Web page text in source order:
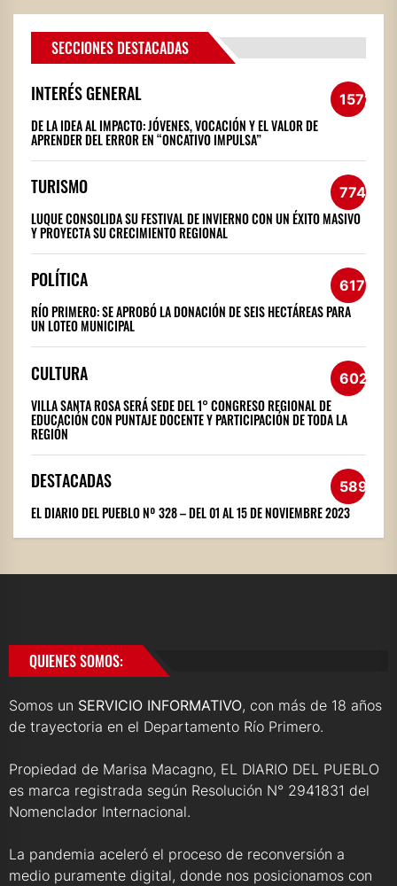
SECCIONES DESTACADAS
INTERÉS GENERAL 1572
DE LA IDEA AL IMPACTO: JÓVENES, VOCACIÓN Y EL VALOR DE
APRENDER DEL ERROR EN “ONCATIVO IMPULSA”
TURISMO 774
LUQUE CONSOLIDA SU FESTIVAL DE INVIERNO CON UN ÉXITO MASIVO
Y PROYECTA SU CRECIMIENTO REGIONAL
POLÍTICA 617
RÍO PRIMERO: SE APROBÓ LA DONACIÓN DE SEIS HECTÁREAS PARA
UN LOTEO MUNICIPAL
CULTURA 602
VILLA SANTA ROSA SERÁ SEDE DEL 1° CONGRESO REGIONAL DE
EDUCACIÓN CON PUNTAJE DOCENTE Y PARTICIPACIÓN DE TODA LA
REGIÓN
DESTACADAS 589
EL DIARIO DEL PUEBLO Nº 328 – DEL 01 AL 15 DE NOVIEMBRE 2023
QUIENES SOMOS:
Somos un SERVICIO INFORMATIVO, con más de 18 años
de trayectoria en el Departamento Río Primero.
Propiedad de Marisa Macagno, EL DIARIO DEL PUEBLO
es marca registrada según Resolución N° 2941831 del
Nomenclador Internacional.
La pandemia aceleró el proceso de reconversión a
medio puramente digital, donde nos posicionamos con